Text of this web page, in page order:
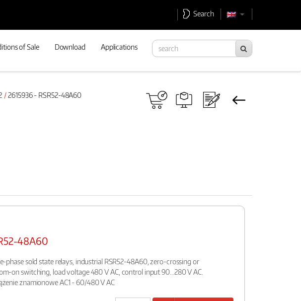
Search
of Sale Download Applications
2615936 - RSR52-48A60
48A60
phase sold state relays, industrial RSR52-48A60, zero-crossing or
on switching, load voltage 480 V AC, control input 90…280 V AC.
znamionowe AC1 - 60/480 V AC